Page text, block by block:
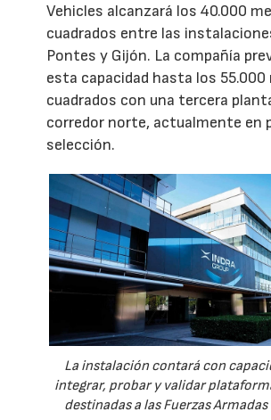
Vehicles alcanzará los 40.000
cuadrados entre las
Pontes y Gijón. La compañía
esta capacidad hasta los
cuadrados con una tercera
corredor norte, actualmente en
selección.
La instalación contará con
integrar, probar y validar
destinadas a las Fuerzas